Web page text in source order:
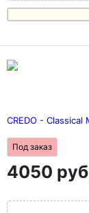
CREDO -
Под заказ
4050